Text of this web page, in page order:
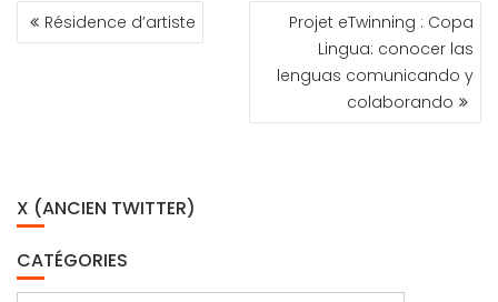
NAVIGATION
DERésidence d’artiste
Projet eTwinning : Copa
Lingua: conocer las
lenguas comunicando y
colaborando
X (ANCIEN TWITTER)
CATÉGORIES